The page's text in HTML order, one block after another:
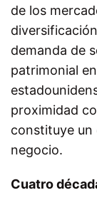
de los
demanda de
patrimonial
proximidad
constituye un
negocio.
Cuatro